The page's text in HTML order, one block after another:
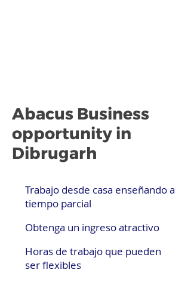
Abacus Business
opportunity in
Dibrugarh
Trabajo desde casa enseñando a
tiempo parcial
Obtenga un ingreso atractivo
Horas de trabajo que pueden
ser flexibles